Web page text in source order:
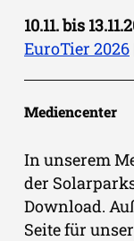
10.11. bis
EuroTier 2026
Mediencenter
In unserem
der
Download.
Seite für